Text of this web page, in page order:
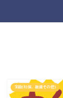
全般(社保、融資その他)